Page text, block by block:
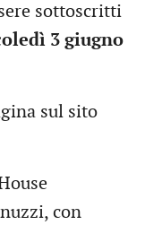
sottoscritti
3 giugno
sul sito
con